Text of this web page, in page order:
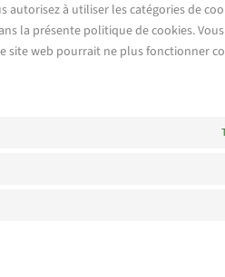
autorisez à utiliser les catégories de
la présente politique de cookies.
site web pourrait ne plus fonctionner